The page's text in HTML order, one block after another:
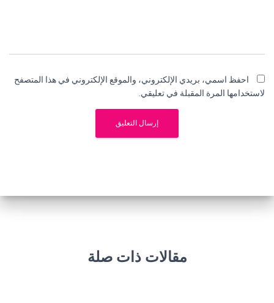
احفظ اسمي، بريدي الإلكتروني، والموقع الإلكتروني في هذا المتصفح
لاستخدامها المرة المقبلة في تعليقي.
مقالات ذات صلة